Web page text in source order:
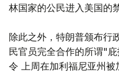
林国家的公民进入美国的
除此之外，特朗普颁布行
民官员完全合作的所谓"
令 上周在加利福尼亚州